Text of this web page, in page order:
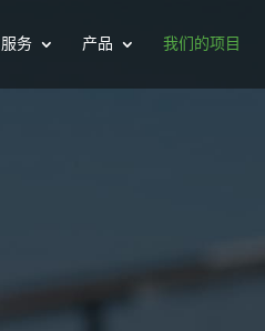
服务 产品 我们的项目